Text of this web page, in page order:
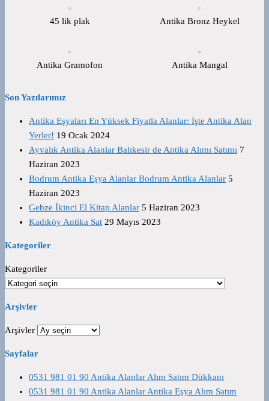
45 lik plak Antika Bronz Heykel
Antika Gramofon Antika Mangal
Son Yazılarımız
Antika Eşyaları En Yüksek Fiyatla Alanlar: İşte Antika Alan
Yerler! 19 Ocak 2024
Ayvalık Antika Alanlar Balıkesir de Antika Alımı Satımı 7
Haziran 2023
Bodrum Antika Eşya Alanlar Bodrum Antika Alanlar 5
Haziran 2023
Gebze İkinci El Kitap Alanlar 5 Haziran 2023
Kadıköy Antika Sat 29 Mayıs 2023
Kategoriler
Kategoriler
Arşivler
Arşivler
Sayfalar
0531 981 01 90 Antika Alanlar Alım Satım Dükkanı
0531 981 01 90 Antika Alanlar Antika Eşya Alım Satım